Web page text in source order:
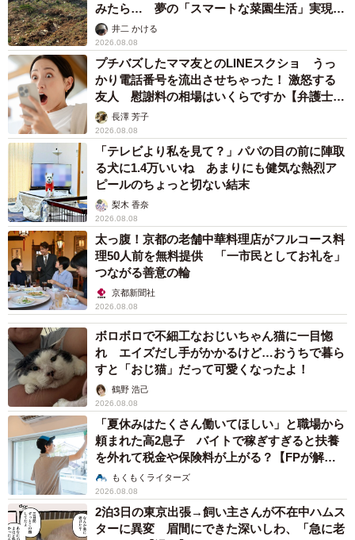
みたら… 夢の「スマートな菜園生活」実現な
るか井二 かける
2026.08.08
プチバズしたママ友とのLINEスクショ うっ
かり電話番号を流出させちゃった！ 激怒する
友人 慰謝料の相場はいくらですか【弁護士が
解説】長澤 芳子
2026.08.08
「テレビより私を見て？」パパの目の前に陣取
る犬に1.4万いいね あまりにも健気な熱烈ア
ピールのちょっと切ない結末
梨木 香奈
2026.08.08
太っ腹！京都の老舗中華料理店がフルコース料
理50人前を無料提供 「一市民としてお礼を」
つながる善意の輪
京都新聞社
2026.08.08
ボロボロで不細工なおじいちゃん猫に一目惚
れ エイズだし手がかかるけど…おうちで暮ら
すと「おじ猫」だって可愛くなったよ！
鶴野 浩己
2026.08.08
「夏休みはたくさん働いてほしい」と職場から
頼まれた高2息子 バイトで稼ぎすぎると扶養
を外れて税金や保険料が上がる？【FPが解
説】もくもくライターズ
2026.08.08
2泊3日の東京出張→飼い主さんが不在中ハムス
ターに異変 眉間にできた深いしわ、「急に老